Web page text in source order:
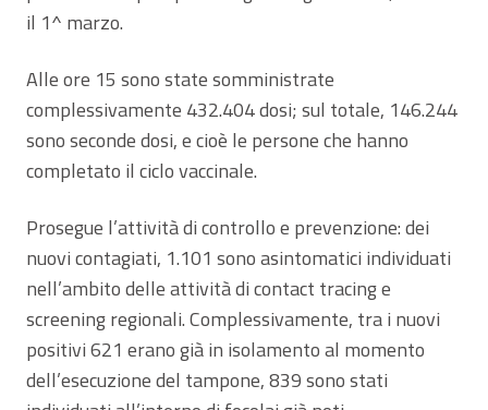
il 1^ marzo.
Alle ore 15 sono state somministrate
complessivamente 432.404 dosi; sul totale, 146.244
sono seconde dosi, e cioè le persone che hanno
completato il ciclo vaccinale.
Prosegue l’attività di controllo e prevenzione: dei
nuovi contagiati, 1.101 sono asintomatici individuati
nell’ambito delle attività di contact tracing e
screening regionali. Complessivamente, tra i nuovi
positivi 621 erano già in isolamento al momento
dell’esecuzione del tampone, 839 sono stati